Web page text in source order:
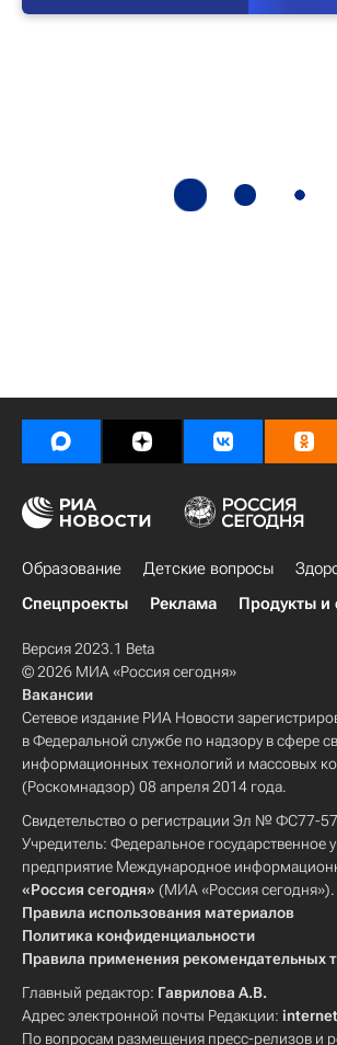
Образование Детские вопросы
Спецпроекты
Реклама Продукты и
Версия 2023.1 Beta
© 2026 МИА «Россия сегодня»
Вакансии
Сетевое издание РИА Новости
в Федеральной службе по надзору в сфере
информационных технологий и массовых
(Роскомнадзор) 08 апреля 2014 года.
Свидетельство о регистрации Эл № ФС77-
Учредитель: Федеральное государственное
предприятие Международное
«Россия сегодня» (МИА «Россия сегодня»).
Правила использования материалов
Политика конфиденциальности
Правила применения рекомендательных
Главный редактор: Гаврилова А.В.
Адрес электронной почты Редакции:
По вопросам размещения пресс-релизов и